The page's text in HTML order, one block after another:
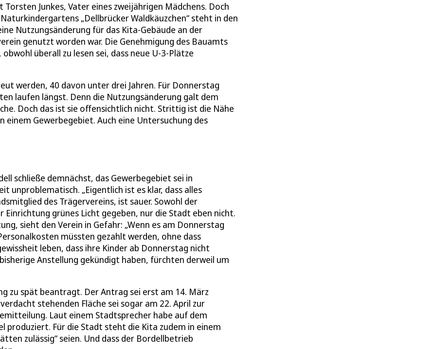
Torsten Junkes, Vater eines zweijährigen Mädchens. Doch
„Dellbrücker Waldkäuzchen“ steht in den
Nutzungsänderung für das Kita-Gebäude an der
genutzt worden war. Die Genehmigung des Bauamts
überall zu lesen sei, dass neue U-3-Plätze
werden, 40 davon unter drei Jahren. Für Donnerstag
laufen längst. Denn die Nutzungsänderung galt dem
Doch das ist sie offensichtlich nicht. Strittig ist die Nähe
Gewerbegebiet. Auch eine Untersuchung des
schließe demnächst, das Gewerbegebiet sei in
unproblematisch. „Eigentlich ist es klar, dass alles
des Trägervereins, ist sauer. Sowohl der
grünes Licht gegeben, nur die Stadt eben nicht.
sieht den Verein in Gefahr: „Wenn es am Donnerstag
müssten gezahlt werden, ohne dass
leben, dass ihre Kinder ab Donnerstag nicht
Anstellung gekündigt haben, fürchten derweil um
zu spät beantragt. Der Antrag sei erst am 14. März
stehenden Fläche sei sogar am 22. April zur
Laut einem Stadtsprecher habe auf dem
produziert. Für die Stadt steht die Kita zudem in einem
zulässig“ seien. Und dass der Bordellbetrieb